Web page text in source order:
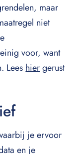
maar
niet
voor, want
Lees hiergerust
je ervoor
en je